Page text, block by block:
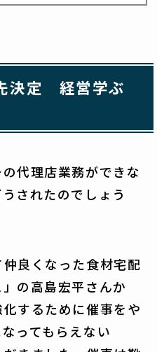
決定 経営学ぶ
代理店業務ができな
されたのでしょう
良くなった食材宅配
の高島宏平さんか
するために催事をや
ってもらえない